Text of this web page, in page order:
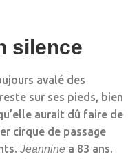
silence
avalé des
sur ses pieds, bien
aurait dû faire de
cirque de passage
Jeannine a 83 ans.